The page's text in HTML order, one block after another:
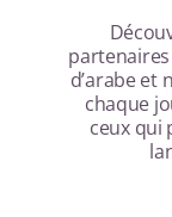
d’arabe et
chaque
ceux qui